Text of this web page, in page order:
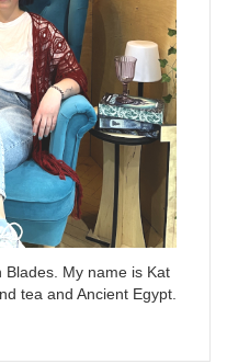
Blades. My name is Kat
tea and Ancient Egypt.